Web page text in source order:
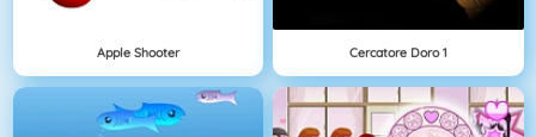
Apple Shooter Cercatore Doro 1